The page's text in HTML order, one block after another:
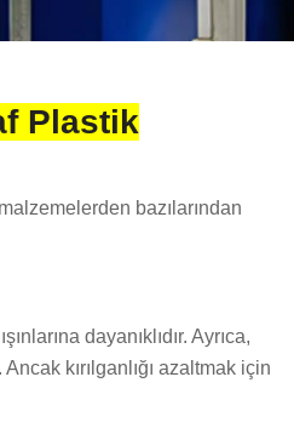
Plastik
bazılarından
dayanıklıdır. Ayrıca,
kırılganlığı azaltmak için